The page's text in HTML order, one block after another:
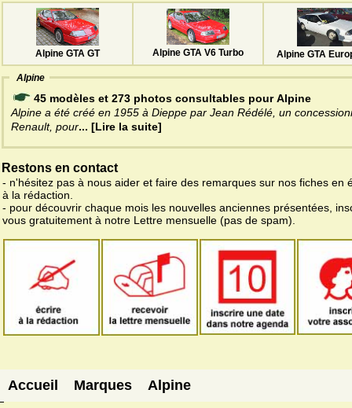
Alpine GTA GT Alpine GTA V6 Turbo Alpine GTA
Alpine
45 modèles et 273 photos consultables pour Alpine
Alpine a été créé en 1955 à Dieppe par Jean Rédélé, un
Renault, pour... [Lire la suite]
Restons en contact
- n'hésitez pas à nous aider et faire des remarques sur nos fiches en
à la rédaction.
- pour découvrir chaque mois les nouvelles anciennes présentées,
vous gratuitement à notre Lettre mensuelle (pas de spam).
Accueil Marques Alpine